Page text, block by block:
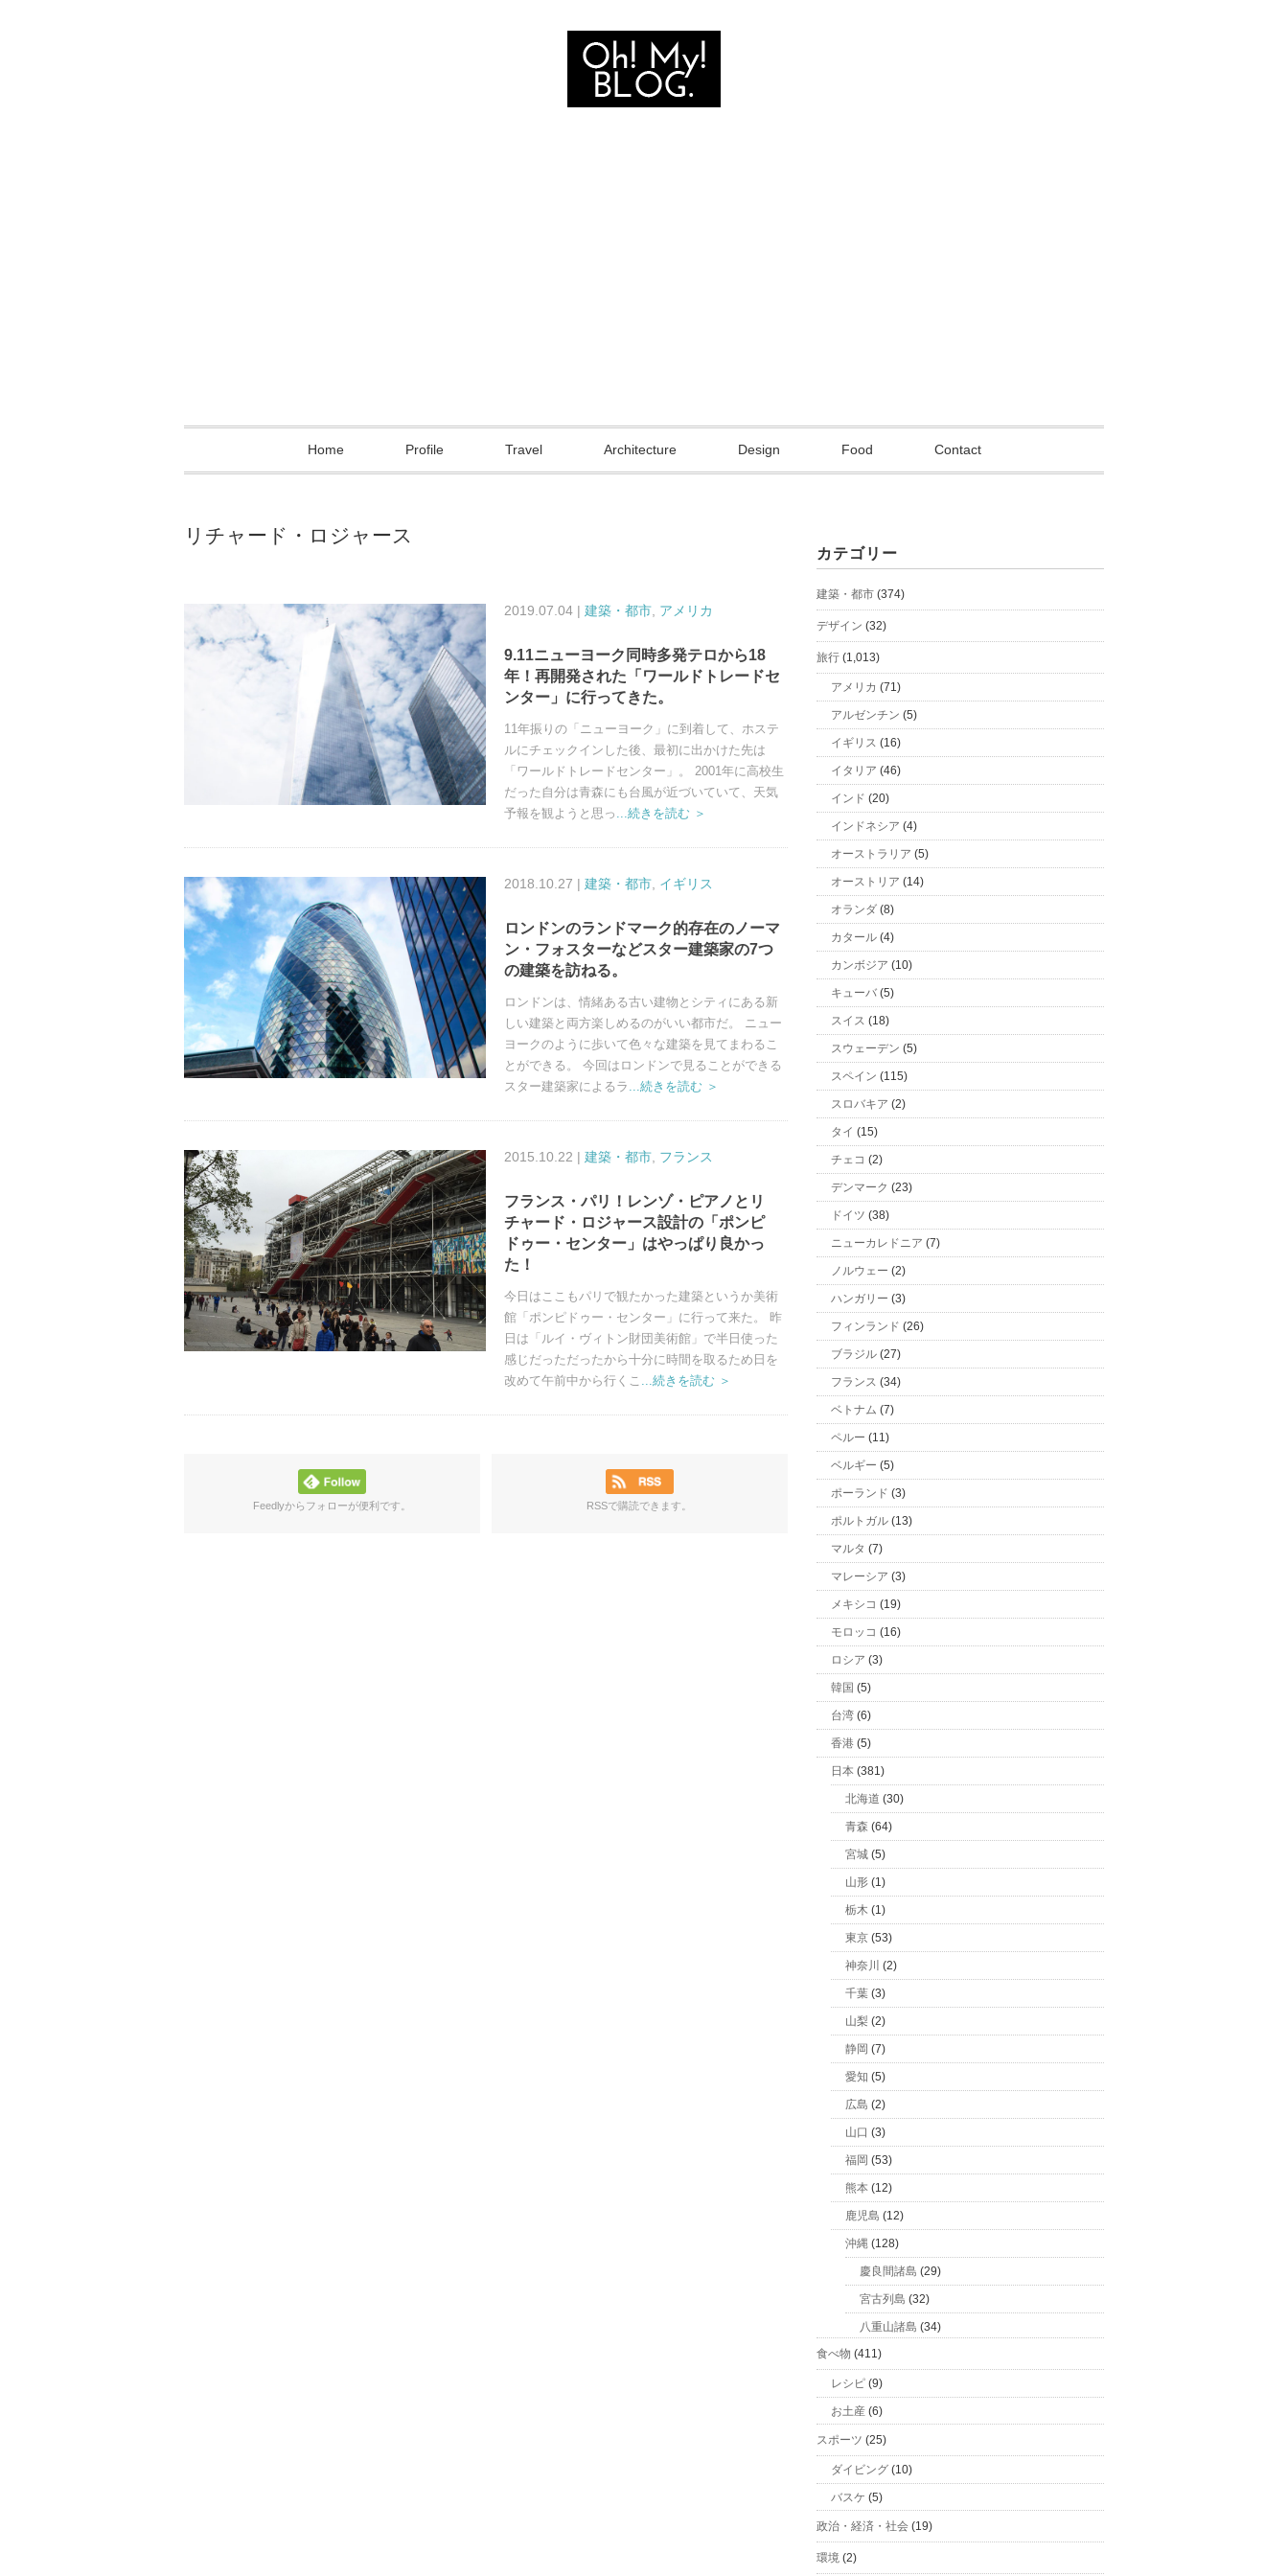
Home Profile Travel Architecture Design Food Contact
リチャード・ロジャース
2019.07.04 | 建築・都市, アメリカ
9.11ニューヨーク同時多発テロから18
年！再開発された「ワールドトレードセ
ンター」に行ってきた。
11年振りの「ニューヨーク」に到着して、ホステ
ルにチェックインした後、最初に出かけた先は
「ワールドトレードセンター」。 2001年に高校生
だった自分は青森にも台風が近づいていて、天気
予報を観ようと思っ ...続きを読む ＞
2018.10.27 | 建築・都市, イギリス
ロンドンのランドマーク的存在のノーマ
ン・フォスターなどスター建築家の7つ
の建築を訪ねる。
ロンドンは、情緒ある古い建物とシティにある新
しい建築と両方楽しめるのがいい都市だ。 ニュー
ヨークのように歩いて色々な建築を見てまわるこ
とができる。 今回はロンドンで見ることができる
スター建築家によるラ ...続きを読む ＞
2015.10.22 | 建築・都市, フランス
フランス・パリ！レンゾ・ピアノとリ
チャード・ロジャース設計の「ポンピ
ドゥー・センター」はやっぱり良かっ
た！
今日はここもパリで観たかった建築というか美術
館「ポンピドゥー・センター」に行って来た。 昨
日は「ルイ・ヴィトン財団美術館」で半日使った
感じだっただったから十分に時間を取るため日を
改めて午前中から行くこ ...続きを読む ＞
Feedlyからフォローが便利です。 RSSで購読できます。
カテゴリー
建築・都市 (374)
デザイン (32)
旅行 (1,013)
アメリカ (71)
アルゼンチン (5)
イギリス (16)
イタリア (46)
インド (20)
インドネシア (4)
オーストラリア (5)
オーストリア (14)
オランダ (8)
カタール (4)
カンボジア (10)
キューバ (5)
スイス (18)
スウェーデン (5)
スペイン (115)
スロバキア (2)
タイ (15)
チェコ (2)
デンマーク (23)
ドイツ (38)
ニューカレドニア (7)
ノルウェー (2)
ハンガリー (3)
フィンランド (26)
ブラジル (27)
フランス (34)
ベトナム (7)
ペルー (11)
ベルギー (5)
ポーランド (3)
ポルトガル (13)
マルタ (7)
マレーシア (3)
メキシコ (19)
モロッコ (16)
ロシア (3)
韓国 (5)
台湾 (6)
香港 (5)
日本 (381)
北海道 (30)
青森 (64)
宮城 (5)
山形 (1)
栃木 (1)
東京 (53)
神奈川 (2)
千葉 (3)
山梨 (2)
静岡 (7)
愛知 (5)
広島 (2)
山口 (3)
福岡 (53)
熊本 (12)
鹿児島 (12)
沖縄 (128)
慶良間諸島 (29)
宮古列島 (32)
八重山諸島 (34)
食べ物 (411)
レシピ (9)
お土産 (6)
スポーツ (25)
ダイビング (10)
バスケ (5)
政治・経済・社会 (19)
環境 (2)